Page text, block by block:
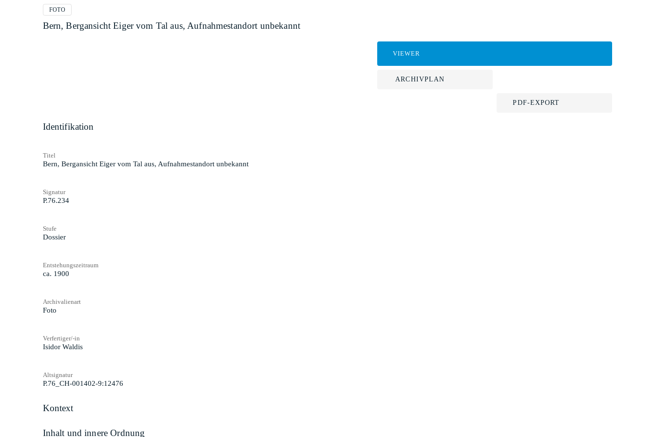
FOTO
Bern, Bergansicht Eiger vom Tal aus, Aufnahmestandort unbekannt
VIEWER
ARCHIVPLAN
PDF-EXPORT
Identifikation
Titel
Bern, Bergansicht Eiger vom Tal aus, Aufnahmestandort unbekannt
Signatur
P.76.234
Stufe
Dossier
Entstehungszeitraum
ca. 1900
Archivalienart
Foto
Verfertiger/-in
Isidor Waldis
Altsignatur
P.76_CH-001402-9:12476
Kontext
Inhalt und innere Ordnung